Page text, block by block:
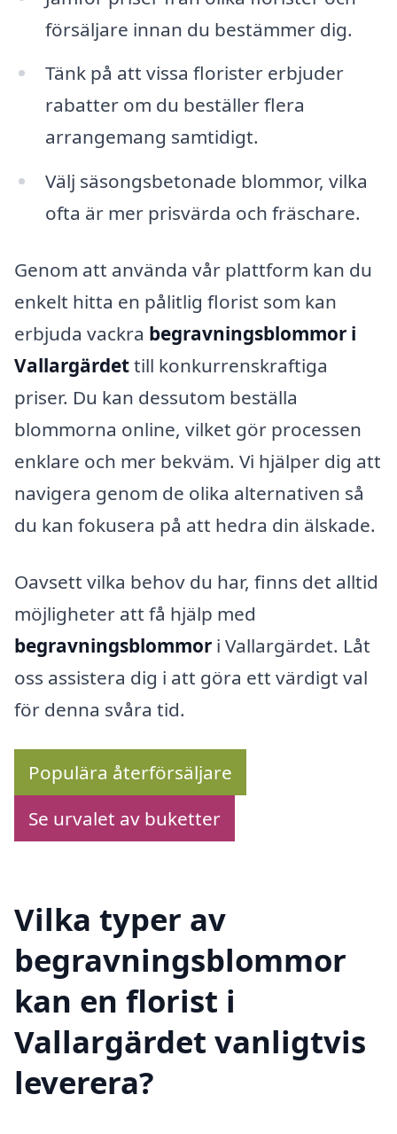
försäljare innan du bestämmer dig.
Tänk på att vissa florister erbjuder
rabatter om du beställer flera
arrangemang samtidigt.
Välj säsongsbetonade blommor, vilka
ofta är mer prisvärda och fräschare.
Genom att använda vår plattform kan du
enkelt hitta en pålitlig florist som kan
erbjuda vackra begravningsblommor i
Vallargärdettill konkurrenskraftiga
priser. Du kan dessutom beställa
blommorna online, vilket gör processen
enklare och mer bekväm. Vi hjälper dig att
navigera genom de olika alternativen så
du kan fokusera på att hedra din älskade.
Oavsett vilka behov du har, finns det alltid
möjligheter att få hjälp med
begravningsblommor i Vallargärdet. Låt
oss assistera dig i att göra ett värdigt val
för denna svåra tid.
Populära återförsäljare
Se urvalet av buketter
Vilka typer av
begravningsblommor
kan en florist i
Vallargärdet vanligtvis
leverera?